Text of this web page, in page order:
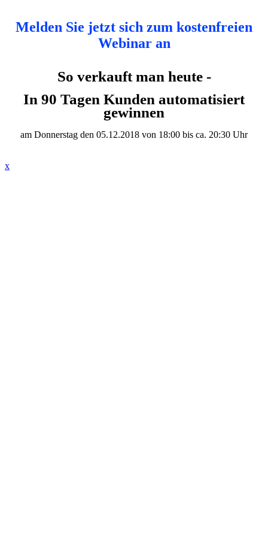
Melden Sie jetzt sich zum kostenfreien
Webinar an
So verkauft man heute -
In 90 Tagen Kunden automatisiert
gewinnen
am Donnerstag den ​05.12.2018 von ​18:00 bis ca. ​20:30 Uhr
x